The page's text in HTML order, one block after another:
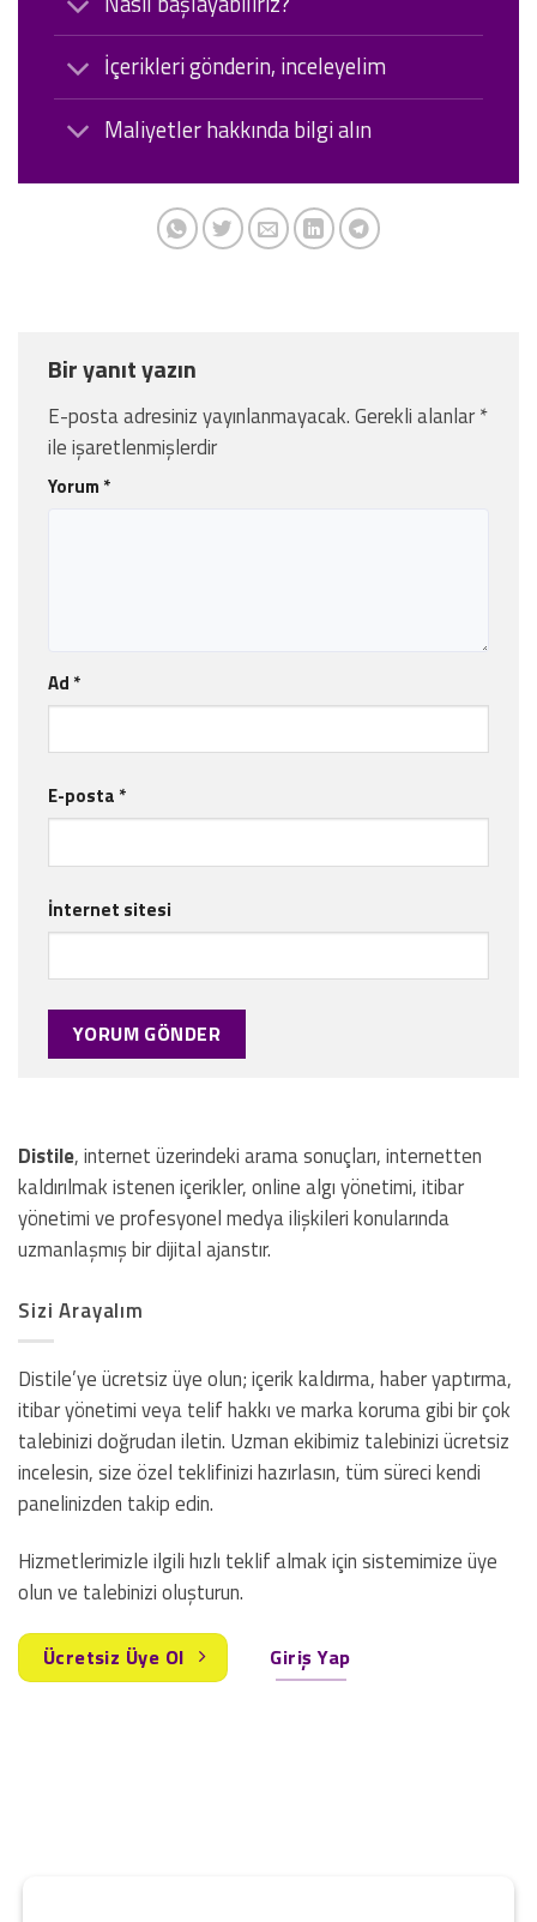
İçerikleri gönderin, inceleyelim
Maliyetler hakkında bilgi alın
Bir yanıt yazın
E-posta adresiniz yayınlanmayacak.Gerekli alanlar*
ile işaretlenmişlerdir
Yorum *
Ad *
E-posta *
İnternet sitesi
Distile, internet üzerindeki arama sonuçları, internetten
kaldırılmak istenen içerikler, online algı yönetimi, itibar
yönetimi ve profesyonel medya ilişkileri konularında
uzmanlaşmış bir dijital ajanstır.
Sizi Arayalım
Distile’ye ücretsiz üye olun; içerik kaldırma, haber yaptırma,
itibar yönetimi veya telif hakkı ve marka koruma gibi bir çok
talebinizi doğrudan iletin. Uzman ekibimiz talebinizi ücretsiz
incelesin, size özel teklifinizi hazırlasın, tüm süreci kendi
panelinizden takip edin.
Hizmetlerimizle ilgili hızlı teklif almak için sistemimize üye
olun ve talebinizi oluşturun.
Ücretsiz Üye Ol Giriş Yap